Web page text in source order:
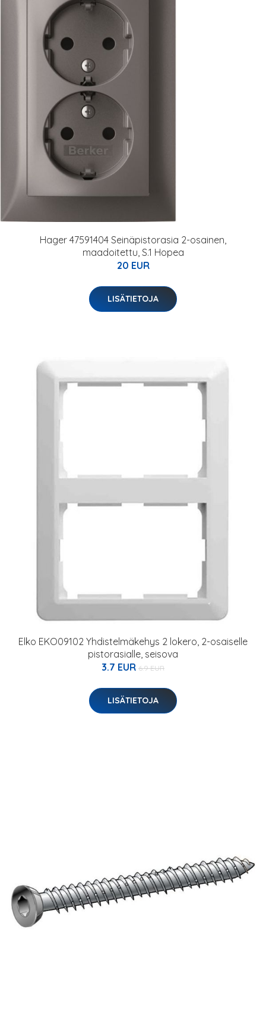
Hager 47591404 Seinäpistorasia 2-osainen,
maadoitettu, S.1 Hopea
20 EUR
LISÄTIETOJA
Elko EKO09102 Yhdistelmäkehys 2 lokero, 2-osaiselle
pistorasialle, seisova
3.7 EUR 6.9 EUR
LISÄTIETOJA